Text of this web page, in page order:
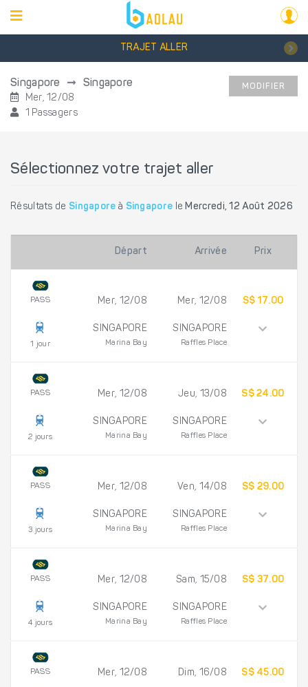
TRAJET ALLER
Singapore Singapore
Mer, 12/08
1 Passagers
MODIFIER
Sélectionnez votre trajet aller
Résultats de Singapore à Singapore leMercredi, 12 Août 2026
Départ Arrivée Prix
PASS
1 jour
Mer, 12/08
SINGAPORE
Marina Bay
Mer, 12/08
SINGAPORE
Raffles Place
S$ 17.00
PASS
2 jours
Mer, 12/08
SINGAPORE
Marina Bay
Jeu, 13/08
SINGAPORE
Raffles Place
S$ 24.00
PASS
3 jours
Mer, 12/08
SINGAPORE
Marina Bay
Ven, 14/08
SINGAPORE
Raffles Place
S$ 29.00
PASS
4 jours
Mer, 12/08
SINGAPORE
Marina Bay
Sam, 15/08
SINGAPORE
Raffles Place
S$ 37.00
PASS Mer, 12/08 Dim, 16/08 S$ 45.00